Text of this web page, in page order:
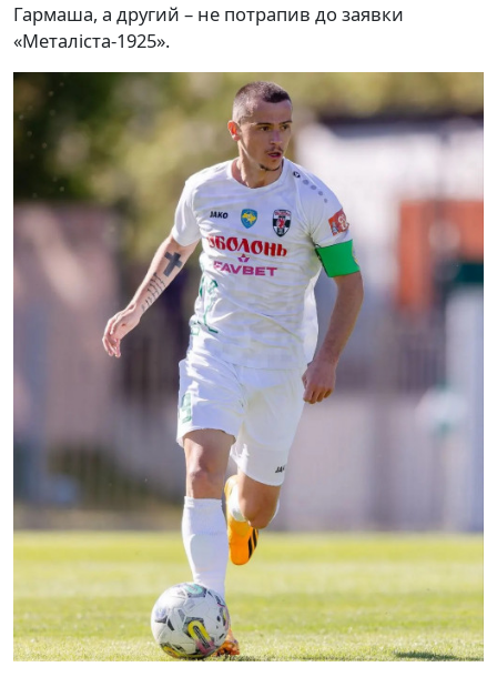
Гармаша, а другий – не потрапив до заявки
«Металіста-1925».